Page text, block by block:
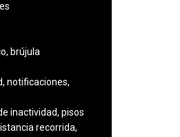
brújula
notificaciones,
inactividad, pisos
recorrida,